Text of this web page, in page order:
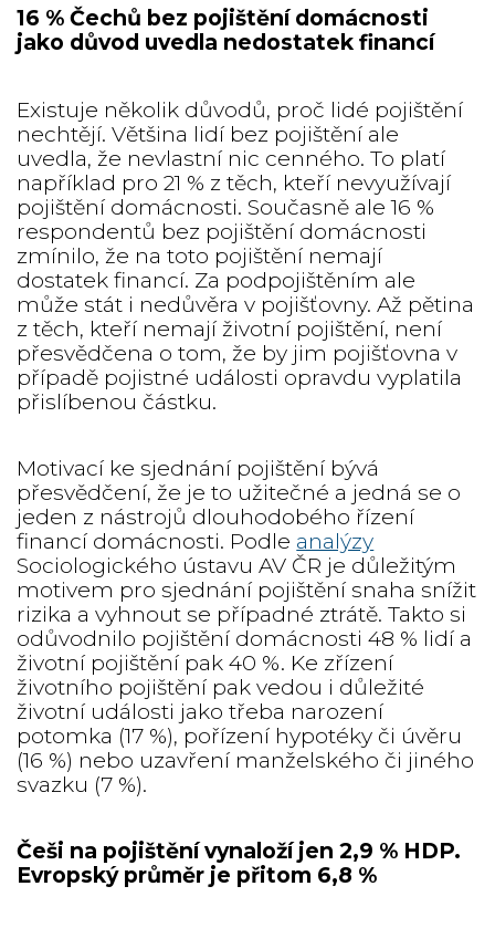
16 % Čechů bez pojištění domácnosti
jako důvod uvedla nedostatek financí
Existuje několik důvodů, proč lidé pojištění
nechtějí. Většina lidí bez pojištění ale
uvedla, že nevlastní nic cenného. To platí
například pro 21 % z těch, kteří nevyužívají
pojištění domácnosti. Současně ale 16 %
respondentů bez pojištění domácnosti
zmínilo, že na toto pojištění nemají
dostatek financí. Za podpojištěním ale
může stát i nedůvěra v pojišťovny. Až pětina
z těch, kteří nemají životní pojištění, není
přesvědčena o tom, že by jim pojišťovna v
případě pojistné události opravdu vyplatila
přislíbenou částku.
Motivací ke sjednání pojištění bývá
přesvědčení, že je to užitečné a jedná se o
jeden z nástrojů dlouhodobého řízení
financí domácnosti. Podle analýzy
Sociologického ústavu AV ČR je důležitým
motivem pro sjednání pojištění snaha snížit
rizika a vyhnout se případné ztrátě. Takto si
odůvodnilo pojištění domácnosti 48 % lidí a
životní pojištění pak 40 %. Ke zřízení
životního pojištění pak vedou i důležité
životní události jako třeba narození
potomka (17 %), pořízení hypotéky či úvěru
(16 %) nebo uzavření manželského či jiného
svazku (7 %).
Češi na pojištění vynaloží jen 2,9 % HDP.
Evropský průměr je přitom 6,8 %